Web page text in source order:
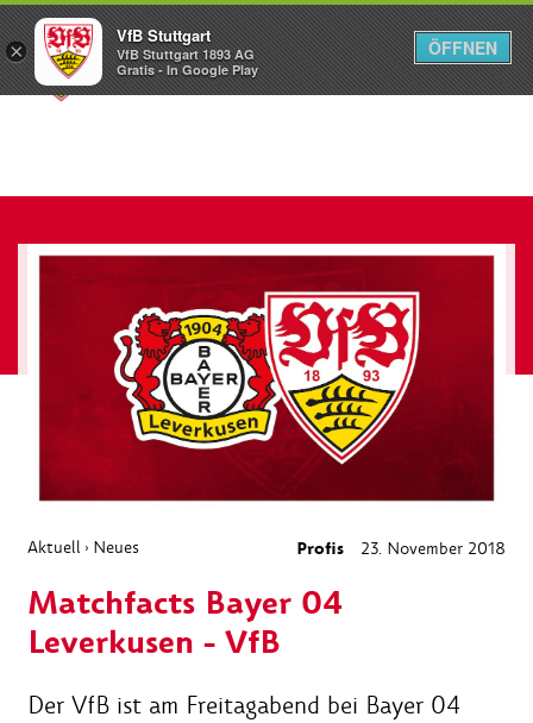
Menü
Aktuell › Neues Profis 23. November 2018
Matchfacts Bayer 04
Leverkusen - VfB
Der VfB ist am Freitagabend bei Bayer 04
×
VfB Stuttgart
VfB Stuttgart 1893 AG
Gratis - In Google Play
ÖFFNEN